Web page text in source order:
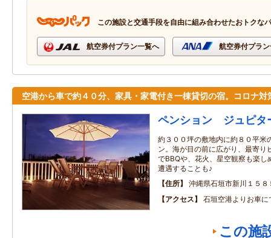
この施設と交通手段を自由に組み合わせたおトクな
航空券付プラン一覧へ 航空券付プラ
空港から車で約４０分、家具・家電付き一棟貸切の宿。コロナ
ペンション ジュピタ
約３００坪の敷地内に約８０平米
ン。海が目の前に広がり、最寄り
でBBQや、花火、星空観察も楽し
遭遇することも♪
住所
沖縄県石垣市新川１５８
アクセス
石垣空港よりお車
この施